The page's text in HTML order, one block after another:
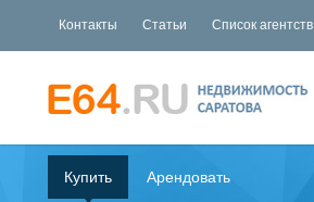
Контакты Статьи Список агентств
Купить Арендовать